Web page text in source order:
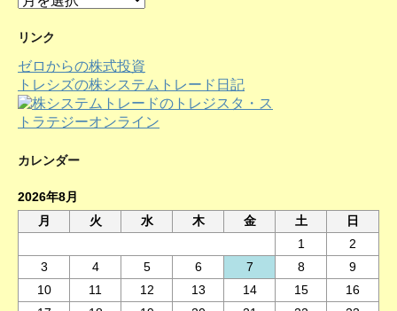
カ
ブ
リンク
ゼロからの株式投資
トレシズの株システムトレード日記
カレンダー
2026年8月
月
火 水 木 金 土
日
1
2
3
4 5 6 7 8
9
10
11 12 13 14 15
16